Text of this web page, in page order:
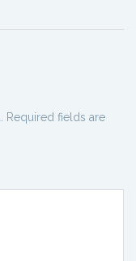
Required fields are